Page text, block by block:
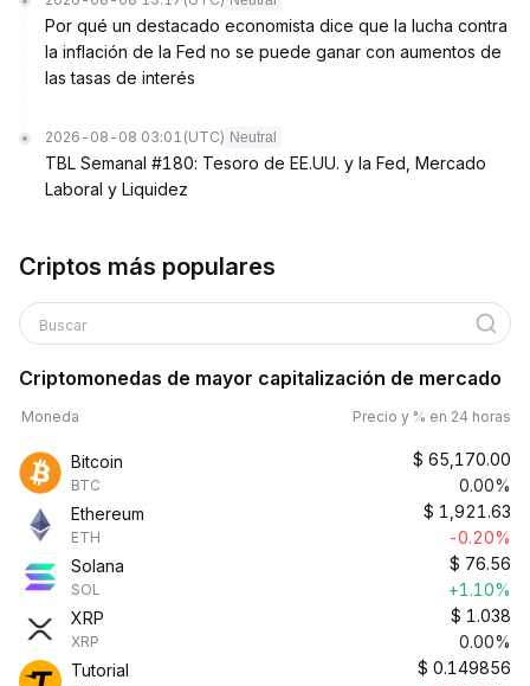
Por qué un destacado economista dice que la lucha contra
la inflación de la Fed no se puede ganar con aumentos de
las tasas de interés
2026-08-08 03:01 (UTC) Neutral
TBL Semanal #180: Tesoro de EE.UU. y la Fed, Mercado
Laboral y Liquidez
Criptos más populares
Buscar
Criptomonedas de mayor capitalización de mercado
Moneda Precio y % en 24 horas
Bitcoin
BTC
$ 65,170.00
0.00%
Ethereum
ETH
$ 1,921.63
-0.20%
Solana
SOL
$ 76.56
+1.10%
XRP
XRP
$ 1.038
0.00%
Tutorial
$ 0.149856